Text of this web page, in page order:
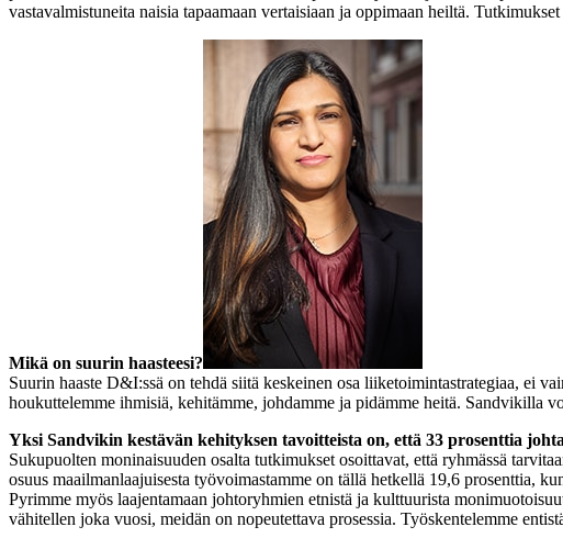
vastavalmistuneita naisia tapaamaan vertaisiaan ja oppimaan heiltä.
Mikä on suurin haasteesi?
Suurin haaste D&I:ssä on tehdä siitä keskeinen osa liiketoimintastrategiaa, ei
houkuttelemme ihmisiä, kehitämme, johdamme ja pidämme heitä. Sandvikilla
Yksi Sandvikin kestävän kehityksen tavoitteista on, että 33 prosenttia
Sukupuolten moninaisuuden osalta tutkimukset osoittavat, että ryhmässä
osuus maailmanlaajuisesta työvoimastamme on tällä hetkellä 19,6 prosenttia,
Pyrimme myös laajentamaan johtoryhmien etnistä ja kulttuurista
vähitellen joka vuosi, meidän on nopeutettava prosessia. Työskentelemme